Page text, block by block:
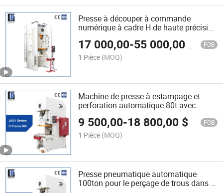
Presse à découper à commande
numérique à cadre H de haute précision
deux ans
17 000,00-55 000,00 FOB
1 Pièce (MOQ)
Machine de presse à estampage et
perforation automatique 80t avec
9 500,00-18 800,00 $US FOB
1 Pièce (MOQ)
Presse pneumatique automatique
100ton pour le perçage de trous dans la